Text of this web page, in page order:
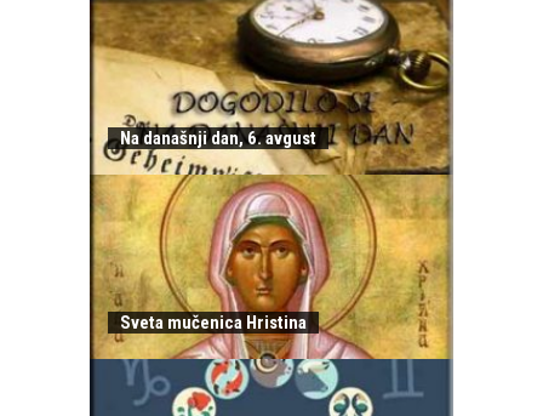
Na današnji dan, 6. avgust
Sveta mučenica Hristina